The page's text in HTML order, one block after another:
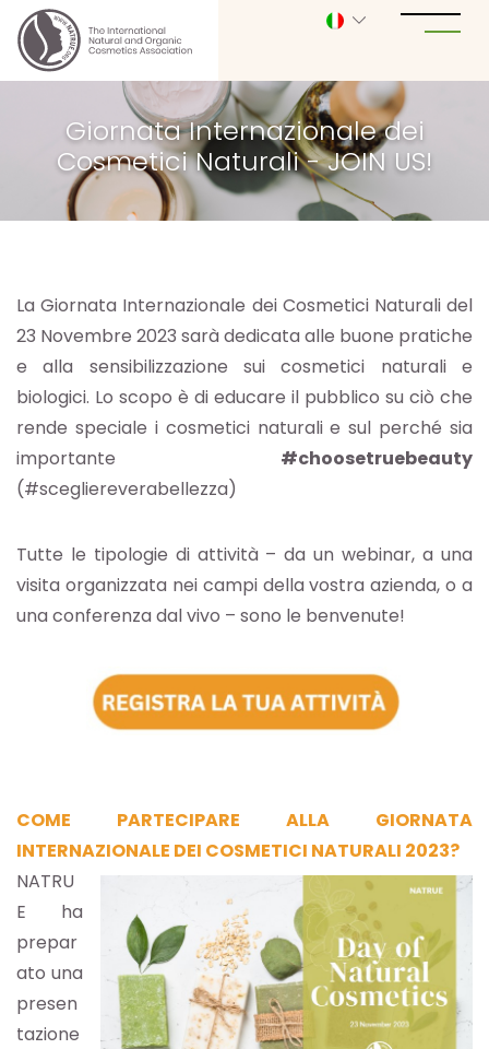
Giornata Internazionale dei
Cosmetici Naturali - JOIN US!
La Giornata Internazionale dei Cosmetici Naturali del
23 Novembre 2023 sarà dedicata alle buone pratiche
e alla sensibilizzazione sui cosmetici naturali e
biologici. Lo scopo è di educare il pubblico su ciò che
rende speciale i cosmetici naturali e sul perché sia
importante #choosetruebeauty
(#scegliereverabellezza)
Tutte le tipologie di attività – da un webinar, a una
visita organizzata nei campi della vostra azienda, o a
una conferenza dal vivo – sono le benvenute!
COME PARTECIPARE ALLA GIORNATA
INTERNAZIONALE DEI COSMETICI NATURALI 2023?
NATRU
E ha
prepar
ato una
presen
tazione